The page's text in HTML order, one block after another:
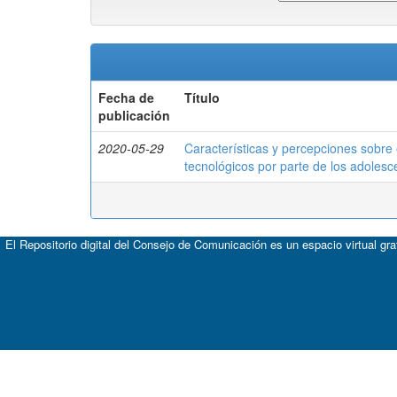
Fecha de
publicación
Título
2020-05-29
Características y percepciones
tecnológicos por parte de los
El Repositorio digital del Consejo de Comunicación es un espacio virtual